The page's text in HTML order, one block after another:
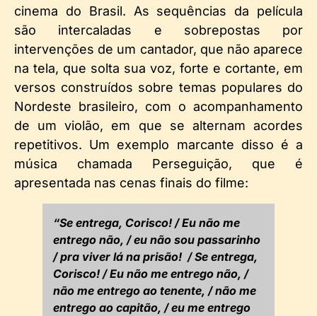
cinema do Brasil. As sequências da película
são intercaladas e sobrepostas por
intervenções de um cantador, que não aparece
na tela, que solta sua voz, forte e cortante, em
versos construídos sobre temas populares do
Nordeste brasileiro, com o acompanhamento
de um violão, em que se alternam acordes
repetitivos. Um exemplo marcante disso é a
música chamada Perseguição, que é
apresentada nas cenas finais do filme:
“Se entrega, Corisco! / Eu não me
entrego não, / eu não sou passarinho
/ pra viver lá na prisão! / Se entrega,
Corisco! / Eu não me entrego não, /
não me entrego ao tenente, / não me
entrego ao capitão, / eu me entrego